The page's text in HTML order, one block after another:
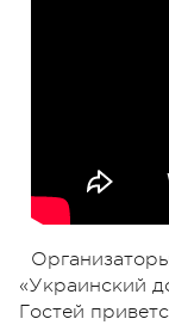
«Украинский
Гостей